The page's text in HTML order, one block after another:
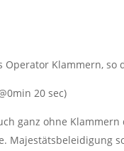
Klammern, so
20 sec)
ganz ohne
Majestätsbeleidigung